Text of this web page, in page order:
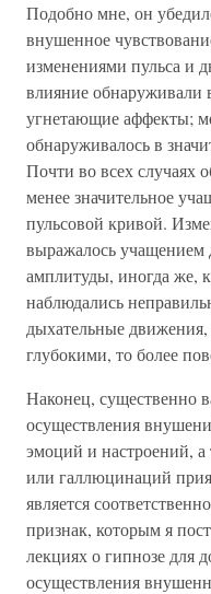
Подобно мне, он
внушенное
изменениями пульса и
влияние обнаруживали
угнетающие аффекты;
обнаруживалось в
Почти во всех случаях
менее значительное
пульсовой кривой.
выражалось
амплитуды, иногда же,
наблюдались
дыхательные движения,
глубокими, то более
Наконец, существенно
осуществления
эмоций и настроений,
или галлюцинаций
является
признак, которым я
лекциях о гипнозе для
осуществления